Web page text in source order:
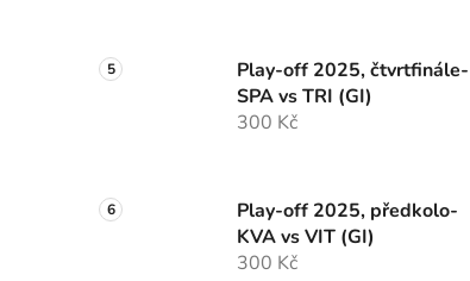
Play-off 2025, čtvrtfinále-
SPA vs TRI (GI)
300 Kč
Play-off 2025, předkolo-
KVA vs VIT (GI)
300 Kč